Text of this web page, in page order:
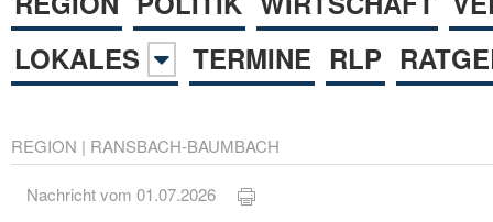
LOKALES
TERMINE RLP
REGION | RANSBACH-BAUMBACH
Nachricht vom 01.07.2026